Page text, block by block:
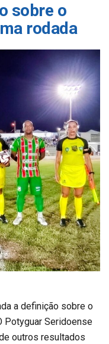
sobre o
rodada
a definição sobre o
Potyguar Seridoense
outros resultados